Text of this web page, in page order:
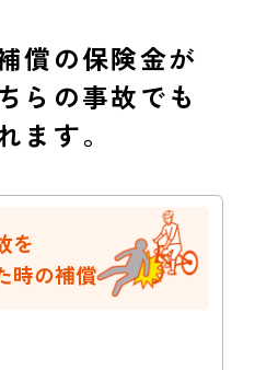
償の保険金が
らの事故でも
ます。
を
時の補償